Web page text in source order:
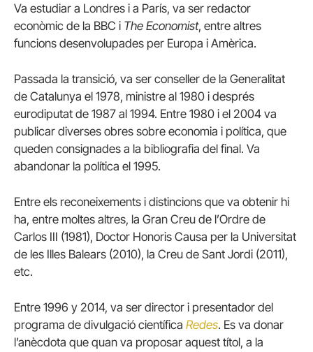
Va estudiar a Londres i a París, va ser redactor
econòmic de la BBC i The Economist, entre altres
funcions desenvolupades per Europa i Amèrica.
Passada la transició, va ser conseller de la Generalitat
de Catalunya el 1978, ministre al 1980 i després
eurodiputat de 1987 al 1994. Entre 1980 i el 2004 va
publicar diverses obres sobre economia i política, que
queden consignades a la bibliografia del final. Va
abandonar la política el 1995.
Entre els reconeixements i distincions que va obtenir hi
ha, entre moltes altres, la Gran Creu de l’Ordre de
Carlos III (1981), Doctor Honoris Causa per la Universitat
de les Illes Balears (2010), la Creu de Sant Jordi (2011),
etc.
Entre 1996 y 2014, va ser director i presentador del
programa de divulgació científica Redes. Es va donar
l’anècdota que quan va proposar aquest títol, a la